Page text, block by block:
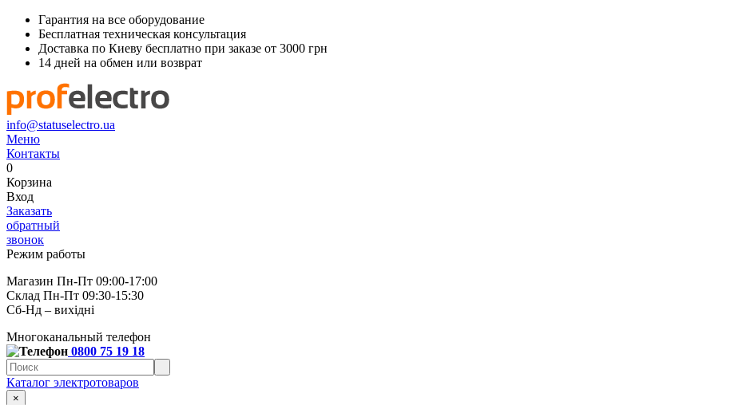
Гарантия на все оборудование
Бесплатная техническая консультация
Доставка по Киеву бесплатно при заказе от 3000 грн
14 дней на обмен или возврат
info@statuselectro.ua
Меню
Контакты
0
Корзина
Вход
Заказать
обратный
звонок
Режим работы
Магазин Пн-Пт 09:00-17:00
Склад Пн-Пт 09:30-15:30
Сб-Нд – вихідні
Многоканальный телефон
0800 75 19 18
Каталог электротоваров
×